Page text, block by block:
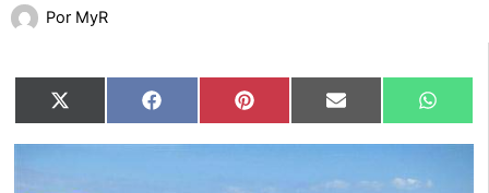
Por MyR
Compartir
en
X
(Twitter)
Compartir
en
Facebook Compartir
en
Pinterest Compartir
en
Email
en